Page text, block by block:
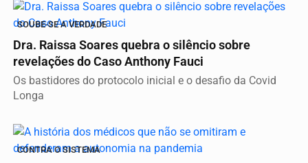
SOUBE-SE A VERDADE
Dra. Raissa Soares quebra o silêncio sobre
revelações do Caso Anthony Fauci
Os bastidores do protocolo inicial e o desafio da Covid
Longa
CONTRA O SISTEMA